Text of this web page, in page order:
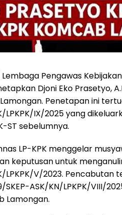
Lembaga Pengawas
Djoni Eko Prasetyo,
Penetapan ini
LPKPK/IX/2025 yang
ST sebelumnya.
LP-KPK menggelar
keputusan untuk
LPKPK/V/2023.
SKEP-ASK/KN/LPKPK/VIII/
Lamongan.